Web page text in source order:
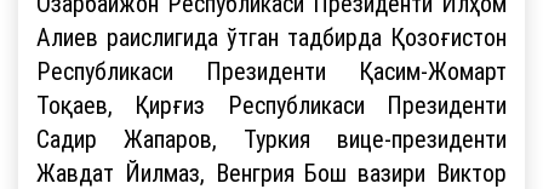
Алиев раислигида ўтган тадбирда Қозоғистон
Республикаси Президенти Қасим-Жомарт
Тоқаев, Қирғиз Республикаси Президенти
Садир Жапаров, Туркия вице-президенти
Жавдат Йилмаз, Венгрия Бош вазири Виктор